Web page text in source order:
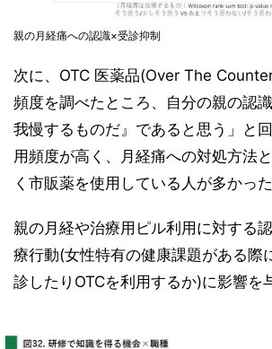
親の月経痛への認識×受診抑制
次に、OTC 医薬品(Over The
頻度を調べたところ、自分の親の認
我慢するものだ』であると思う」と
用頻度が高く、月経痛への対処方法
く市販薬を使用している人が多かった
親の月経や治療用ピル利用に対する
療行動(女性特有の健康課題がある際
診したりOTCを利用するか)に影響を